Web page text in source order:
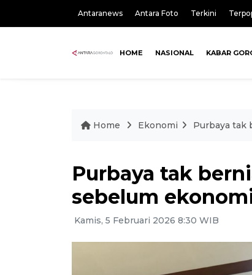
Antaranews Antara Foto Terkini
HOME NASIONAL KABAR
Home Ekonomi Purbaya tak
Purbaya tak
sebelum
Kamis, 5 Februari 2026 8:30 WIB